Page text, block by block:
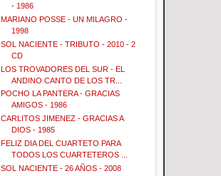
- 1986
MARIANO POSSE - UN MILAGRO -
1998
SOL NACIENTE - TRIBUTO - 2010 - 2
CD
LOS TROVADORES DEL SUR - EL
ANDINO CANTO DE LOS TR...
POCHO LA PANTERA - GRACIAS
AMIGOS - 1986
CARLITOS JIMENEZ - GRACIAS A
DIOS - 1985
FELIZ DIA DEL CUARTETO PARA
TODOS LOS CUARTETEROS ...
SOL NACIENTE - 26 AÑOS - 2008